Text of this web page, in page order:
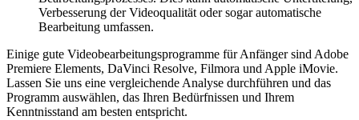
Verbesserung der Videoqualität oder sogar automatische
Bearbeitung umfassen.
Einige gute Videobearbeitungsprogramme für Anfänger sind Adobe
Premiere Elements, DaVinci Resolve, Filmora und Apple iMovie.
Lassen Sie uns eine vergleichende Analyse durchführen und das
Programm auswählen, das Ihren Bedürfnissen und Ihrem
Kenntnisstand am besten entspricht.